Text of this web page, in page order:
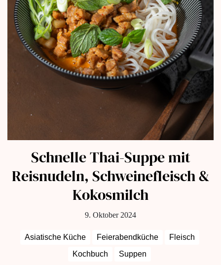
Schnelle Thai-Suppe mit
Reisnudeln, Schweinefleisch &
Kokosmilch
9. Oktober 2024
Asiatische Küche Feierabendküche
Fleisch
Kochbuch
Suppen